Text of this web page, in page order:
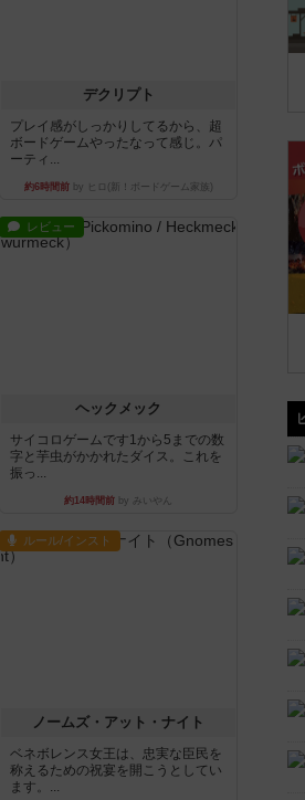
デクリプト
プレイ感がしっかりしてるから、超
ボードゲームやったなって感じ。パ
ーティ...
約6時間前by ヒロ(新！ボードゲーム家族)
レビュー
ヘックメック
サイコロゲームです1から5までの数
字と芋虫がかかれたダイス。これを
振っ...
約14時間前 by みいやん
ルール/インスト
ノームズ・アット・ナイト
ベネボレンス女王は、忠実な臣民を
称えるための祝宴を開こうとしてい
ます。...